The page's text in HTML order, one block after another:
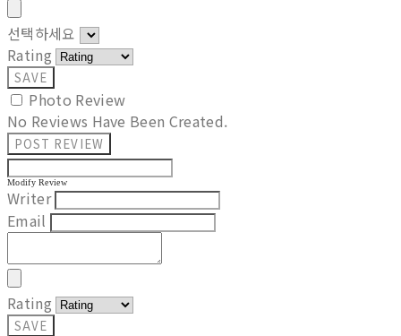
선택하세요
Rating
SAVE
Photo Review
No Reviews Have Been Created.
POST REVIEW
Modify Review
Writer
Email
Rating
SAVE